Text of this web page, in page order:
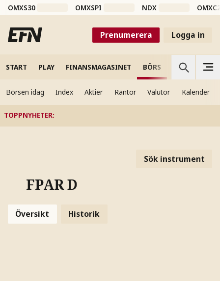
OMXS30 OMXSPI NDX
Prenumerera Logga in
START PLAY FINANSMAGASINET BÖRS VETENSKAP
Börsen idag Index Aktier Räntor Valutor Kalender
TOPPNYHETER:
Sök instrument
FPAR D
Översikt Historik